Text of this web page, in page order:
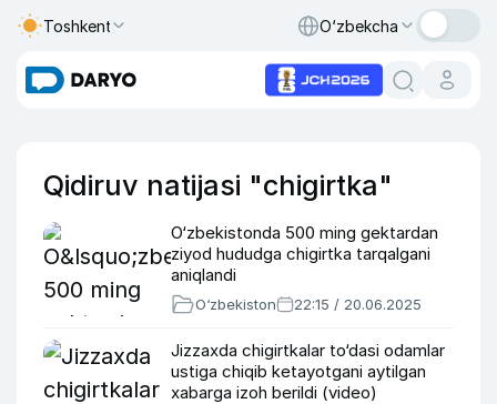
Toshkent O‘zbekcha
Qidiruv natijasi "chigirtka"
O‘zbekistonda 500 ming gektardan
ziyod hududga chigirtka tarqalgani
aniqlandi
O‘zbekiston 22:15 / 20.06.2025
Jizzaxda chigirtkalar to‘dasi odamlar
ustiga chiqib ketayotgani aytilgan
xabarga izoh berildi (video)